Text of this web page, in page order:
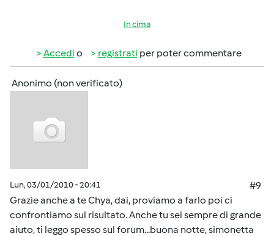
In cima
Accedi o registrati per poter commentare
Anonimo (non verificato)
Lun, 03/01/2010 - 20:41
#9
Grazie anche a te Chya, dai, proviamo a farlo poi ci
confrontiamo sul risultato. Anche tu sei sempre di grande
aiuto, ti leggo spesso sul forum...buona notte, simonetta